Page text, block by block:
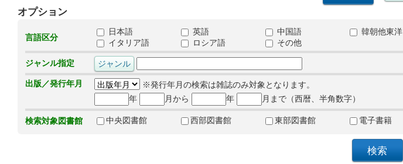
オプション
言語区分
日本語 英語 中国語 韓朝他東洋
イタリア語
ロシア語 その他
ジャンル指定
出版／発行年月
※発行年月の検索は雑誌のみ対象となります。
年
月から 年 月まで（西暦、半角数字）
検索対象図書館 中央図書館 西部図書館 東部図書館 電子書籍